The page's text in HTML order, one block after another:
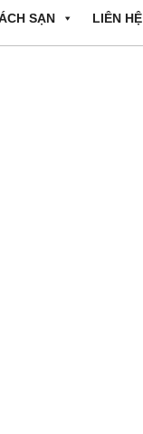
SẠN LIÊN HỆ